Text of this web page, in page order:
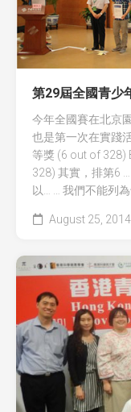
天然敷貼
澱粉之可塑性
防撞鎖
音間行者
廿一世紀校園網
香港青少年科技創
香港學生科學比賽
第29屆全國青少
今年全國賽在北京
也是第一次在實踐
等獎 (6 out of
328) 其實，排第6
以… … 我們不能列
August 25, 2014